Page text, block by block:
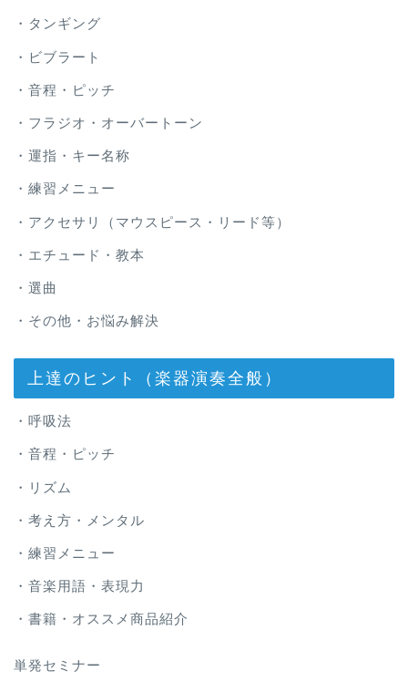
・タンギング
・ビブラート
・音程・ピッチ
・フラジオ・オーバートーン
・運指・キー名称
・練習メニュー
・アクセサリ（マウスピース・リード等）
・エチュード・教本
・選曲
・その他・お悩み解決
上達のヒント（楽器演奏全般）
・呼吸法
・音程・ピッチ
・リズム
・考え方・メンタル
・練習メニュー
・音楽用語・表現力
・書籍・オススメ商品紹介
単発セミナー